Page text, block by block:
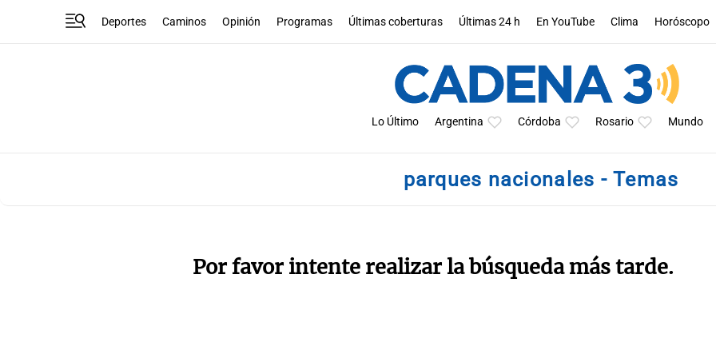
Deportes Caminos Opinión Programas Últimas coberturas Últimas 24 h En YouTube Clima Horóscopo
Lo Último Argentina Córdoba Rosario Mundo
parques nacionales - Temas
Por favor intente realizar la búsqueda más tarde.